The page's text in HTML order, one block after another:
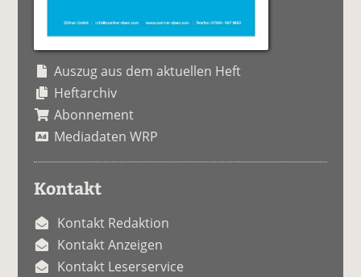
Auszug aus dem aktuellen Heft
Heftarchiv
Abonnement
Mediadaten WRP
Kontakt
Kontakt Redaktion
Kontakt Anzeigen
Kontakt Leserservice